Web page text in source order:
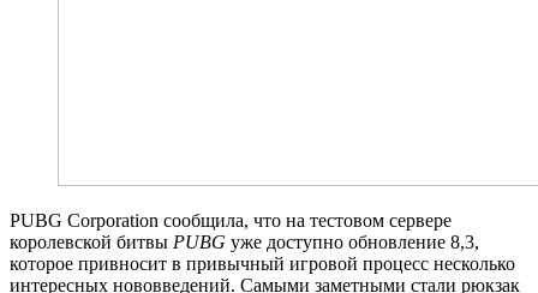
PUBG Corporation сообщила, что на тестовом сервере
королевской битвы PUBG уже доступно обновление 8,3,
которое привносит в привычный игровой процесс несколько
интересных нововведений. Самыми заметными стали рюкзак